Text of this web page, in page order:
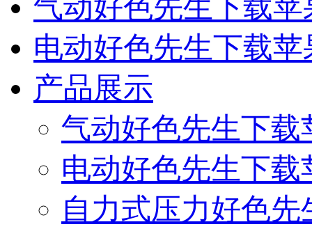
气动好色先生下载
电动好色先生下载
产品展示
气动好色先生下
电动好色先生下
自力式压力好色